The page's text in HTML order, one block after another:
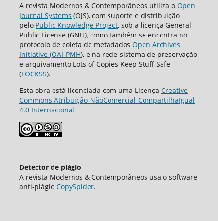
A revista Modernos & Contemporâneos utiliza o Open
Journal Systems (OJS), com suporte e distribuição
pelo Public Knowledge Project, sob a licença General
Public License (GNU), como também se encontra no
protocolo de coleta de metadados Open Archives
Initiative (OAI-PMH), e na rede-sistema de preservação
e arquivamento Lots of Copies Keep Stuff Safe
(LOCKSS).
Esta obra está licenciada com uma Licença Creative
Commons Atribuição-NãoComercial-CompartilhaIgual
4.0 Internacional
Detector de plágio
A revista Modernos & Contemporâneos usa o software
аnti-plágio CopySpider.